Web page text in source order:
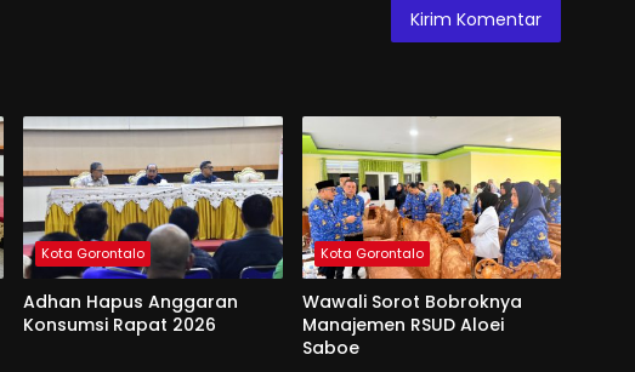
Kota Gorontalo
Adhan Hapus Anggaran
Konsumsi Rapat 2026
Kota Gorontalo
Wawali Sorot Bobroknya
Manajemen RSUD Aloei
Saboe